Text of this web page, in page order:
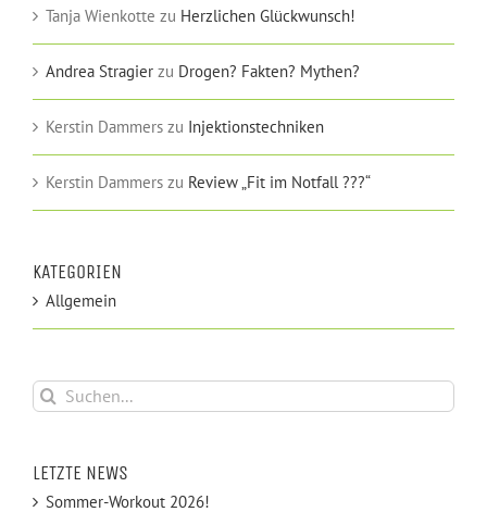
Tanja Wienkotte zu Herzlichen Glückwunsch!
Andrea Stragier zu Drogen? Fakten? Mythen?
Kerstin Dammers zu Injektionstechniken
Kerstin Dammers zu Review „Fit im Notfall ???“
KATEGORIEN
Allgemein
Suche
LETZTE NEWS
Sommer-Workout 2026!